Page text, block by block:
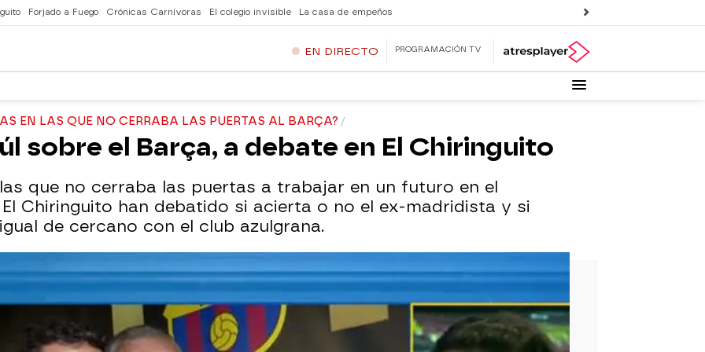
Forjado a Fuego Crónicas Carnívoras El colegio invisible La casa de empeños
EN DIRECTO PROGRAMACIÓN TV
EN LAS QUE NO CERRABA LAS PUERTAS AL BARÇA?
sobre el Barça, a debate en El Chiringuito
que no cerraba las puertas a trabajar en un futuro en el
Chiringuito han debatido si acierta o no el ex-madridista y si
de cercano con el club azulgrana.